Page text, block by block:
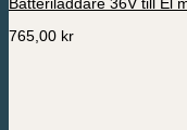
765,00 kr